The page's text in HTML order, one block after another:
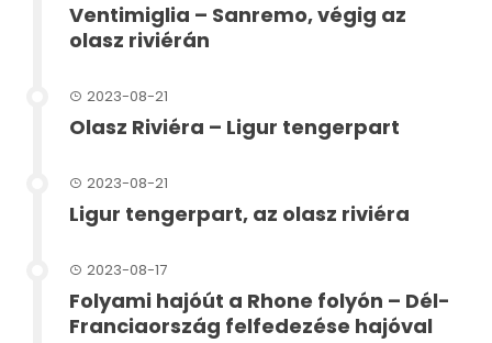
Ventimiglia – Sanremo, végig az
olasz riviérán
2023-08-21
Olasz Riviéra – Ligur tengerpart
2023-08-21
Ligur tengerpart, az olasz riviéra
2023-08-17
Folyami hajóút a Rhone folyón – Dél-
Franciaország felfedezése hajóval